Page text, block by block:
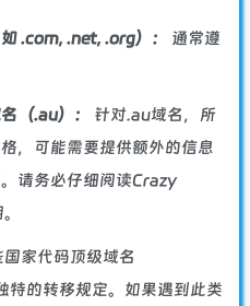
.com, .net, .org）：
通常遵
（.au）：
针对.au域名，所
，可能需要提供额外的信息
请务必仔细阅读Crazy
国家代码顶级域名
特的转移规定。如果遇到此类